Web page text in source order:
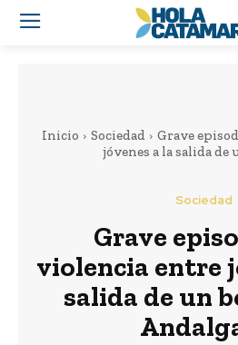
Inicio Sociedad
Grave
jóvenes a la salida de
Sociedad
Grave
violencia entre
salida de un